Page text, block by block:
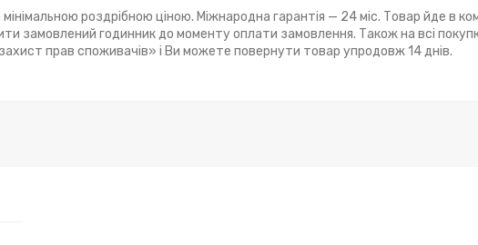
роздрібною ціною. Міжнародна гарантія — 24 міс. Товар йде в
замовлений годинник до моменту оплати замовлення. Також на всі
прав споживачів» і Ви можете повернути товар упродовж 14 днів.